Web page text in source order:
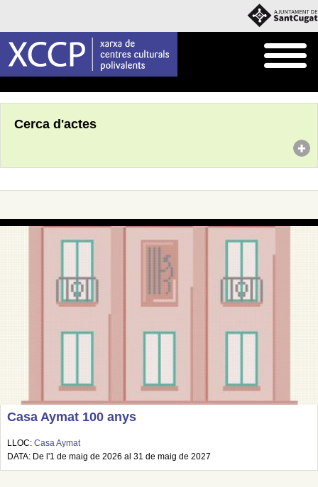
Cerca d'actes
Casa Aymat 100 anys
LLOC: Casa Aymat
DATA: De l'1 de maig de 2026 al 31 de maig de 2027